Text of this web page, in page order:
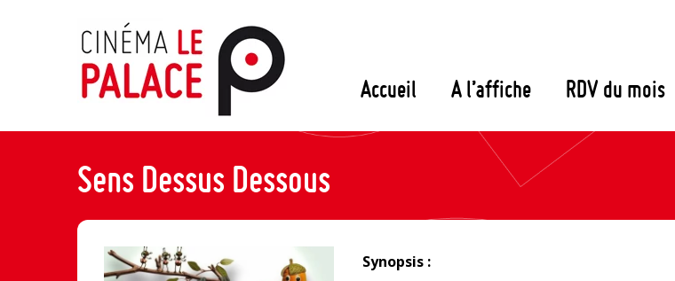
Accueil A l’affiche RDV du mois
Sens Dessus Dessous
Synopsis :